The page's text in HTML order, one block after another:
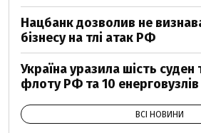
Нацбанк дозволив не
бізнесу на тлі атак РФ
Україна уразила шість суден
флоту РФ та 10 енерговузлів
ВСІ НОВИНИ